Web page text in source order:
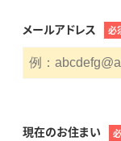
メールアドレス 必
現在のお住まい